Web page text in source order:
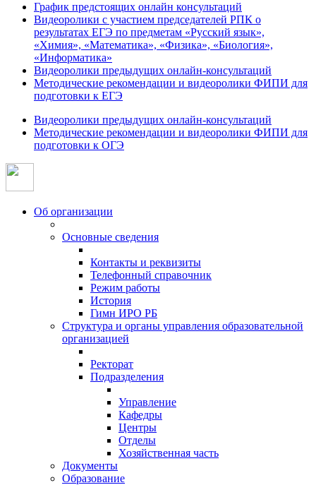
График предстоящих онлайн консультаций
Видеоролики с участием председателей РПК о
результатах ЕГЭ по предметам «Русский язык»,
«Химия», «Математика», «Физика», «Биология»,
«Информатика»
Видеоролики предыдущих онлайн-консультаций
Методические рекомендации и видеоролики ФИПИ для
подготовки к ЕГЭ
Видеоролики предыдущих онлайн-консультаций
Методические рекомендации и видеоролики ФИПИ для
подготовки к ОГЭ
Об организации
Основные сведения
Контакты и реквизиты
Телефонный справочник
Режим работы
История
Гимн ИРО РБ
Структура и органы управления образовательной
организацией
Ректорат
Подразделения
Управление
Кафедры
Центры
Отделы
Хозяйственная часть
Документы
Образование